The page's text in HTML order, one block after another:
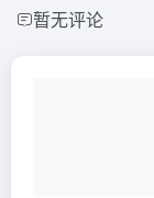
暂无评论